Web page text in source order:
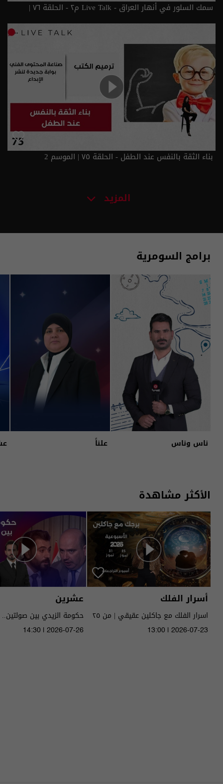
سمك السلور في أنهار العراق - Live Talk م٢ - الحلقة ٧٦ |
الموسم 2
بناء الثقة بالنفس عند الطفل - الحلقة ٧٥ | الموسم 2
المزيد
برامج السومرية
ناس وناس علناً
الأكثر مشاهدة
أسرار الفلك
اسرار الفلك مع جاكلين عقيقي | من ٢٥
الى ٣١ تموز ٢٠٢٦ | 2026
13:00 | 2026-07-23
عشرين
حكومة الزيدي بين
14:30 | 2026-07-26